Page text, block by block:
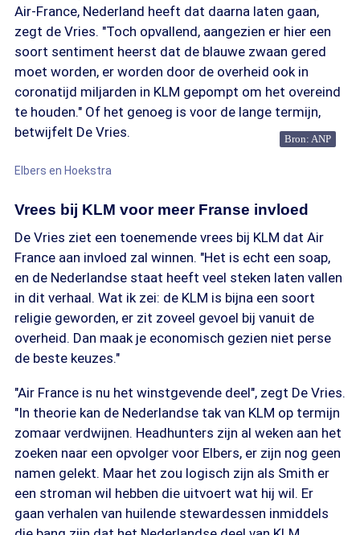
Air-France, Nederland heeft dat daarna laten gaan,
zegt de Vries. "Toch opvallend, aangezien er hier een
soort sentiment heerst dat de blauwe zwaan gered
moet worden, er worden door de overheid ook in
coronatijd miljarden in KLM gepompt om het overeind
te houden." Of het genoeg is voor de lange termijn,
betwijfelt De Vries.
Bron: ANP
Elbers en Hoekstra
Vrees bij KLM voor meer Franse invloed
De Vries ziet een toenemende vrees bij KLM dat Air
France aan invloed zal winnen. "Het is echt een soap,
en de Nederlandse staat heeft veel steken laten vallen
in dit verhaal. Wat ik zei: de KLM is bijna een soort
religie geworden, er zit zoveel gevoel bij vanuit de
overheid. Dan maak je economisch gezien niet perse
de beste keuzes."
"Air France is nu het winstgevende deel", zegt De Vries.
"In theorie kan de Nederlandse tak van KLM op termijn
zomaar verdwijnen. Headhunters zijn al weken aan het
zoeken naar een opvolger voor Elbers, er zijn nog geen
namen gelekt. Maar het zou logisch zijn als Smith er
een stroman wil hebben die uitvoert wat hij wil. Er
gaan verhalen van huilende stewardessen inmiddels